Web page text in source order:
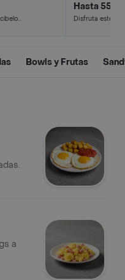
Hasta 55%
Disfruta este
Bowls y Frutas
a